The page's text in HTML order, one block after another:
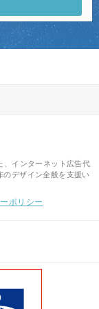
、インターネット広告代
のデザイン全般を支援い
ポリシー